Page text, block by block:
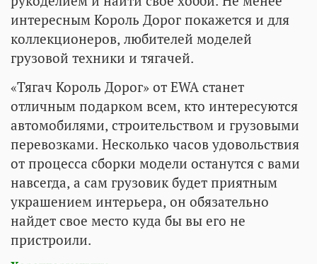
интересным Король Дорог покажется и для
коллекционеров, любителей моделей
грузовой техники и тягачей.
«Тягач Король Дорог» от EWA станет
отличным подарком всем, кто интересуются
автомобилями, строительством и грузовыми
перевозками. Несколько часов удовольствия
от процесса сборки модели останутся с вами
навсегда, а сам грузовик будет приятным
украшением интерьера, он обязательно
найдет свое место куда бы вы его не
пристроили.